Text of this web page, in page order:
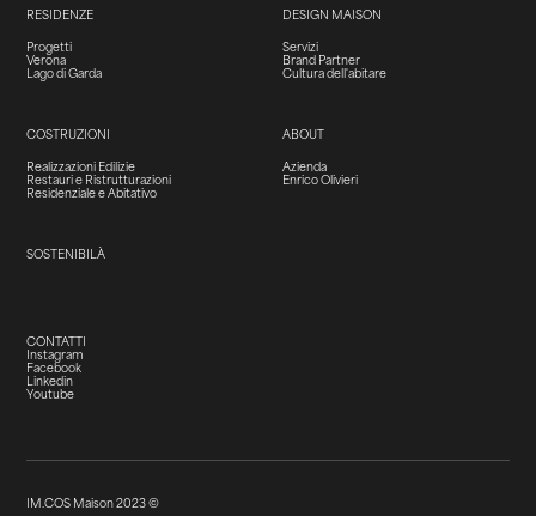
RESIDENZE
Progetti
Verona
Lago di Garda
DESIGN MAISON
Servizi
Brand Partner
Cultura dell'abitare
COSTRUZIONI
Realizzazioni Edilizie
Restauri e Ristrutturazioni
Residenziale e Abitativo
ABOUT
Azienda
Enrico Olivieri
SOSTENIBILÀ
CONTATTI
Instagram
Facebook
Linkedin
Youtube
IM.COS Maison 2023 ©